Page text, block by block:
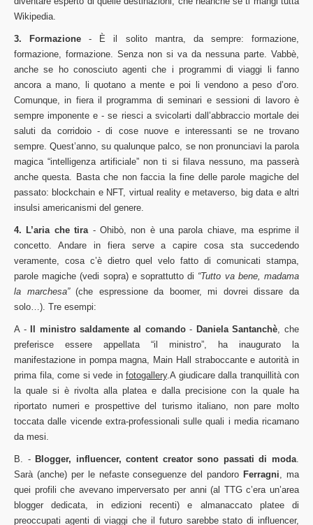
Wikipedia.
3. Formazione - È il solito mantra, da sempre: formazione,
formazione, formazione. Senza non si va da nessuna parte. Vabbè,
anche se ho conosciuto agenti che i programmi di viaggi li fanno
ancora a mano, li quotano a mente e poi li vendono a peso d’oro.
Comunque, in fiera il programma di seminari e sessioni di lavoro è
sempre imponente e - se riesci a svicolarti dall’abbraccio mortale dei
saluti da corridoio - di cose nuove e interessanti se ne trovano
sempre. Quest’anno, su qualunque palco, se non pronunciavi la parola
magica “intelligenza artificiale” non ti si filava nessuno, ma passerà
anche questa. Basta che non faccia la fine delle parole magiche del
passato: blockchain e NFT, virtual reality e metaverso, big data e altri
insulsi americanismi del genere.
4. L’aria che tira - Ohibò, non è una parola chiave, ma esprime il
concetto. Andare in fiera serve a capire cosa sta succedendo
veramente, cosa c’è dietro quel velo fatto di comunicati stampa,
parole magiche (vedi sopra) e soprattutto di “Tutto va bene, madama
la marchesa”(che espressione da boomer, mi dovrei dissare da
solo…). Tre esempi:
A -Il ministro saldamente al comando- Daniela Santanchè, che
preferisce essere appellata “il ministro”, ha inaugurato la
manifestazione in pompa magna, Main Hall straboccante e autorità in
prima fila, come si vede in fotogallery.A giudicare dalla tranquillità con
la quale si è rivolta alla platea e dalla precisione con la quale ha
riportato numeri e prospettive del turismo italiano, non pare molto
toccata dalle vicende extra-professionali sulle quali i media ricamano
da mesi.
B. - Blogger, influencer, content creator sono passati di moda.
Sarà (anche) per le nefaste conseguenze del pandoro Ferragni, ma
quei profili che avevano imperversato per anni (al TTG c’era un’area
blogger dedicata, in edizioni recenti) e almanaccato platee di
preoccupati agenti di viaggi che il futuro sarebbe stato di influencer,